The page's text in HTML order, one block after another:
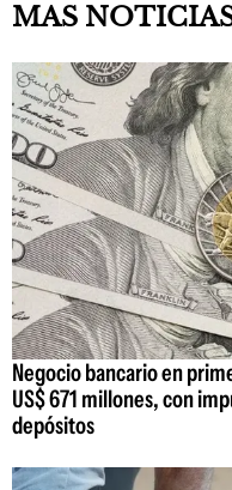
MAS
Negocio bancario en
US$ 671 millones, con
depósitos